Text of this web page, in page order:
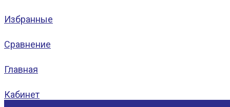
Избранные
Сравнение
Главная
Кабинет